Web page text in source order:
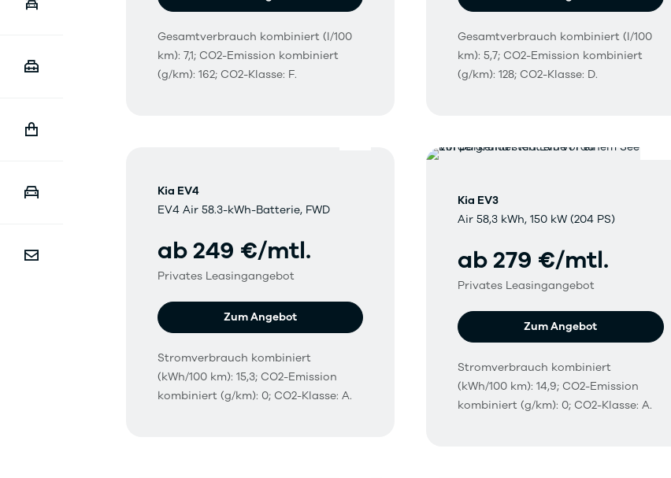
Gesamtverbrauch kombiniert (l/100
km): 7,1; CO2-Emission kombiniert
(g/km): 162; CO2-Klasse: F.
Gesamtverbrauch kombiniert (l/100
km): 5,7; CO2-Emission kombiniert
(g/km): 128; CO2-Klasse: D.
Kia EV4
EV4 Air 58.3-kWh-Batterie, FWD
ab 249 €/mtl.
Privates Leasingangebot
Zum Angebot
Stromverbrauch kombiniert
(kWh/100 km): 15,3; CO2-Emission
kombiniert (g/km): 0; CO2-Klasse: A.
Kia EV3
Air 58,3 kWh, 150 kW (204 PS)
ab 279 €/mtl.
Privates Leasingangebot
Zum Angebot
Stromverbrauch kombiniert
(kWh/100 km): 14,9; CO2-Emission
kombiniert (g/km): 0; CO2-Klasse: A.